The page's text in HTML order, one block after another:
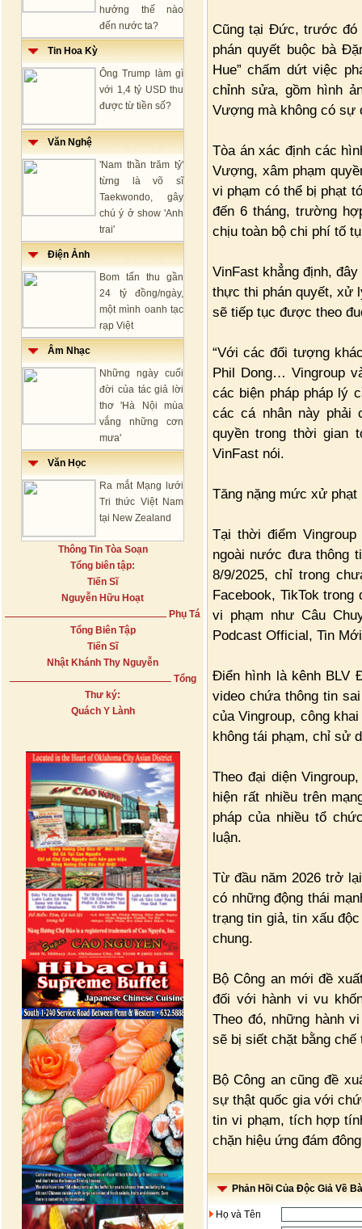
hưởng thế nào
đến nước ta?
Tin Hoa Kỳ
Ông Trump làm gì
với 1,4 tỷ USD thu
được từ tiền số?
Văn Nghệ
'Nam thần trăm tỷ'
từng là võ sĩ
Taekwondo, gây
chú ý ở show 'Anh
trai'
Điện Ảnh
Bom tấn thu gần
24 tỷ đồng/ngày,
một mình oanh tạc
rạp Việt
Âm Nhạc
Những ngày cuối
đời của tác giả lời
thơ 'Hà Nội mùa
vắng những cơn
mưa'
Văn Học
Ra mắt Mạng lưới
Tri thức Việt Nam
tại New Zealand
Thông Tin Tòa Soạn
Tổng biên tập:
Tiến Sĩ
Nguyễn Hữu Hoạt
Phụ Tá
Tổng Biên Tập
Tiến Sĩ
Nhật Khánh Thy Nguyễn
Tổng
Thư ký:
Quách Y Lành
Cũng tại Đức, trước đó
phán quyết buộc bà
Hue” chấm dứt việc
chỉnh sửa, gồm hình
Vượng mà không có sự
Tòa án xác định các
Vượng, xâm phạm
vi phạm có thể bị phạt
đến 6 tháng, trường
chịu toàn bộ chi phí tố
VinFast khẳng định,
thực thi phán quyết, xử
sẽ tiếp tục được theo
“Với các đối tượng
Phil Dong… Vingroup
các biện pháp pháp lý
các cá nhân này phải
quyền trong thời gian
VinFast nói.
Tăng nặng mức xử phạt
Tại thời điểm
ngoài nước đưa thông
8/9/2025, chỉ trong
Facebook, TikTok
vi phạm như Câu
Podcast Official, Tin
Điển hình là kênh BLV
video chứa thông tin
của Vingroup, công
không tái phạm, chỉ sử
Theo đại diện
hiện rất nhiều trên
pháp của nhiều tổ
luận.
Từ đầu năm 2026 trở
có những động thái
trạng tin giả, tin xấu
chung.
Bộ Công an mới đề
đối với hành vi vu
Theo đó, những hành
sẽ bị siết chặt bằng
Bộ Công an cũng đề
sự thật quốc gia với
tin vi phạm, tích hợp
chặn hiệu ứng đám
Phản Hồi Của Độc Giả Về
Họ và Tên